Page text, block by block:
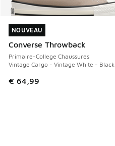
NOUVEAU
Converse Throwback
Primaire-College Chaussures
Vintage Cargo - Vintage White - Black
€ 64,99
NOUVEAU